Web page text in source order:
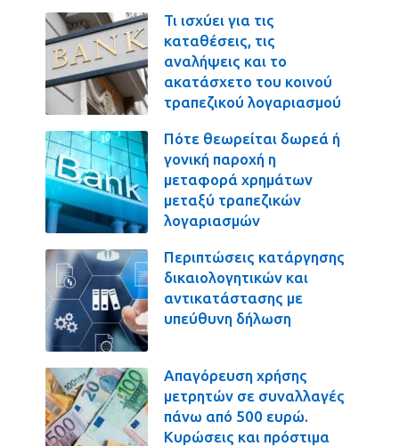
Τι ισχύει για τις
καταθέσεις, τις
αναλήψεις και το
ακατάσχετο του κοινού
τραπεζικού λογαριασμού
Πότε θεωρείται δωρεά ή
γονική παροχή η
μεταφορά χρημάτων
μεταξύ τραπεζικών
λογαριασμών
Περιπτώσεις κατάργησης
δικαιολογητικών και
αντικατάστασης με
υπεύθυνη δήλωση
Απαγόρευση χρήσης
μετρητών σε συναλλαγές
πάνω από 500 ευρώ.
Κυρώσεις και πρόστιμα